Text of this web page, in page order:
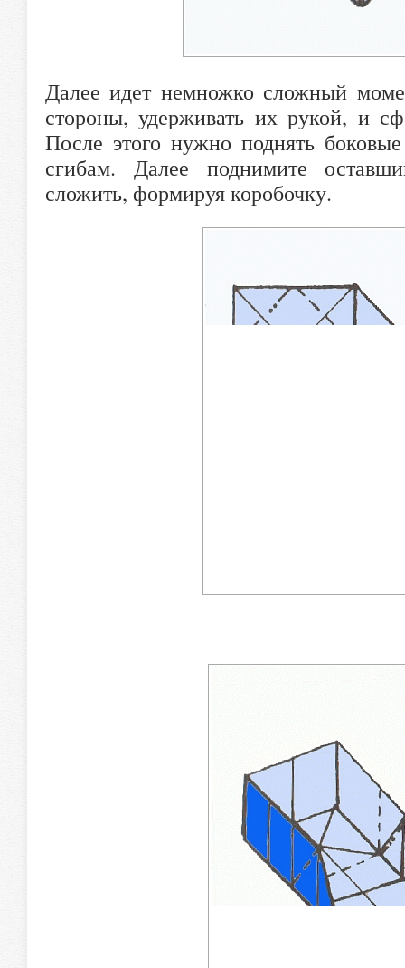
Далее идет немножко сложный
стороны, удерживать их рукой, и
После этого нужно поднять
сгибам. Далее поднимите
сложить, формируя коробочку.